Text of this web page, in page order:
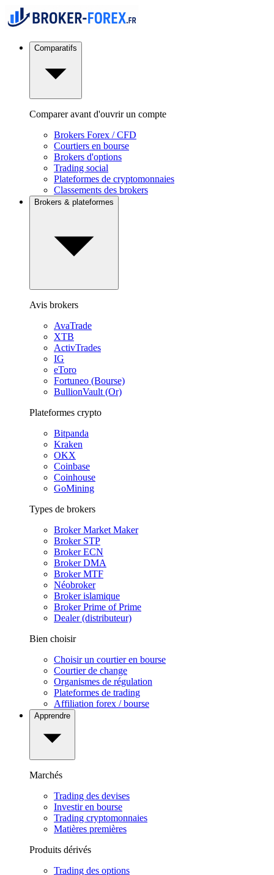
Comparatifs
Comparer avant d'ouvrir un compte
Brokers Forex / CFD
Courtiers en bourse
Brokers d'options
Trading social
Plateformes de cryptomonnaies
Classements des brokers
Brokers & plateformes
Avis brokers
AvaTrade
XTB
ActivTrades
IG
eToro
Fortuneo (Bourse)
BullionVault (Or)
Plateformes crypto
Bitpanda
Kraken
OKX
Coinbase
Coinhouse
GoMining
Types de brokers
Broker Market Maker
Broker STP
Broker ECN
Broker DMA
Broker MTF
Néobroker
Broker islamique
Broker Prime of Prime
Dealer (distributeur)
Bien choisir
Choisir un courtier en bourse
Courtier de change
Organismes de régulation
Plateformes de trading
Affiliation forex / bourse
Apprendre
Marchés
Trading des devises
Investir en bourse
Trading cryptomonnaies
Matières premières
Produits dérivés
Trading des options